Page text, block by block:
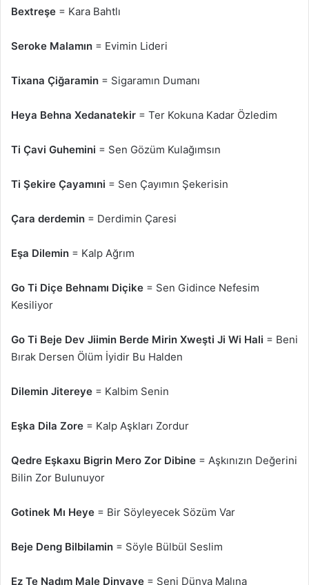
Bextreşe = Kara Bahtlı
Seroke Malamın = Evimin Lideri
Tixana Çiğaramin = Sigaramın Dumanı
Heya Behna Xedanatekir = Ter Kokuna Kadar Özledim
Ti Çavi Guhemini = Sen Gözüm Kulağımsın
Ti Şekire Çayamıni = Sen Çayımın Şekerisin
Çara derdemin = Derdimin Çaresi
Eşa Dilemin = Kalp Ağrım
Go Ti Diçe Behnamı Diçike = Sen Gidince Nefesim
Kesiliyor
Go Ti Beje Dev Jiimin Berde Mirin Xweşti Ji Wi Hali = Beni
Bırak Dersen Ölüm İyidir Bu Halden
Dilemin Jitereye = Kalbim Senin
Eşka Dila Zore = Kalp Aşkları Zordur
Qedre Eşkaxu Bigrin Mero Zor Dibine = Aşkınızın Değerini
Bilin Zor Bulunuyor
Gotinek Mı Heye = Bir Söyleyecek Sözüm Var
Beje Deng Bilbilamin = Söyle Bülbül Seslim
Ez Te Nadım Male Dinyaye = Seni Dünya Malına